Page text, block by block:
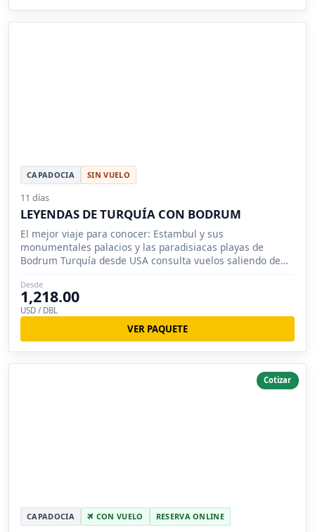
CAPADOCIA SIN VUELO
11 días
LEYENDAS DE TURQUÍA CON BODRUM
El mejor viaje para conocer: Estambul y sus
monumentales palacios y las paradisiacas playas de
Bodrum Turquía desde USA consulta vuelos saliendo de
Desde
1,218.00
USD / DBL
VER PAQUETE
Cotizar
CAPADOCIA CON VUELO RESERVA ONLINE